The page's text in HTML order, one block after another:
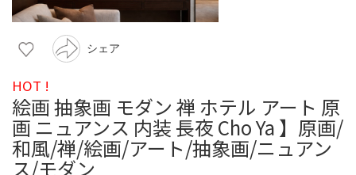
シェア
HOT !
絵画 抽象画 モダン 禅 ホテル アート 原
画 ニュアンス 内装 長夜 Cho Ya 】原画/
和風/禅/絵画/アート/抽象画/ニュアン
ス/モダン